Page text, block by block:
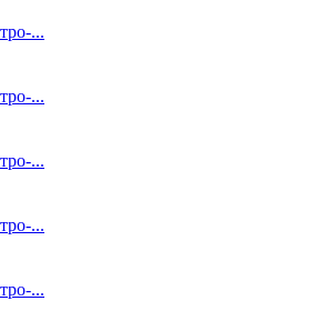
...
...
...
...
...